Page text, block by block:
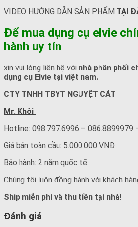
VIDEO HƯỚNG DẪN SẢN PHẨM TẠI
Để mua dụng cụ elvie
hành uy tín
xin vui lòng liên hệ với nhà phân phối
dụng cụ Elvie tại việt nam.
CTY TNHH TBYT NGUYỆT CÁT
Mr. Khôi
Hotline: 098.797.6996 – 086.8899979
Giá bán toàn cầu: 5.000.000 VNĐ
Bảo hành: 2 năm quốc tế.
Chúng tôi luôn đồng hành với khách
Ship miễn phí và thu tiền tại nhà!
Đánh giá